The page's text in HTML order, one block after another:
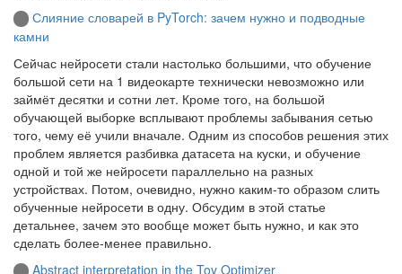
Слияние словарей в PyTorch: зачем нужно и подводные
камни
Сейчас нейросети стали настолько большими, что обучение
большой сети на 1 видеокарте технически невозможно или
займёт десятки и сотни лет. Кроме того, на большой
обучающей выборке всплывают проблемы забывания сетью
того, чему её учили вначале. Одним из способов решения этих
проблем является разбивка датасета на куски, и обучение
одной и той же нейросети параллельно на разных
устройствах. Потом, очевидно, нужно каким-то образом слить
обученные нейросети в одну. Обсудим в этой статье
детальнее, зачем это вообще может быть нужно, и как это
сделать более-менее правильно.
Abstract interpretation in the Toy Optimizer